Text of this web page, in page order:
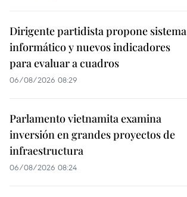
Dirigente partidista propone sistema
informático y nuevos indicadores
para evaluar a cuadros
06/08/2026 08:29
Parlamento vietnamita examina
inversión en grandes proyectos de
infraestructura
06/08/2026 08:24